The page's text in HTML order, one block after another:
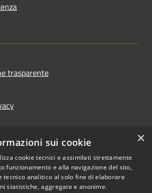
trasparente
accessibilità
Copyright © 2026 • Comune di
×
sui cookie
cookie tecnici e assimilati strettamente
funzionamento e alla navigazione del sito,
tecnico analitico al solo fine di elaborare
statistiche, aggregate e anonime.